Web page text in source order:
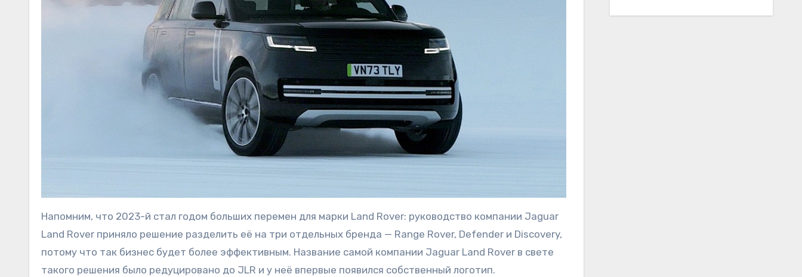
Напомним, что 2023-й стал годом больших перемен для марки Land Rover: руководство компании Jaguar
Land Rover приняло решение разделить её на три отдельных бренда — Range Rover, Defender и Discovery,
потому что так бизнес будет более эффективным. Название самой компании Jaguar Land Rover в свете
такого решения было редуцировано до JLR и у неё впервые появился собственный логотип.